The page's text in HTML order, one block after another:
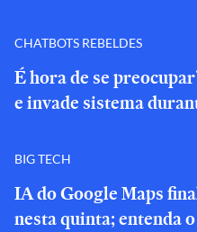
CHATBOTS REBELDES
É hora de se
e invade sistema
BIG TECH
IA do Google Maps
nesta quinta; entenda